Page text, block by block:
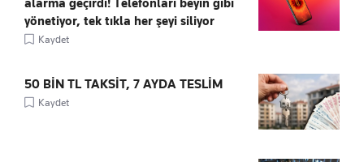
alarma geçirdi! Telefonları beyin gibi
yönetiyor, tek tıkla her şeyi siliyor
Kaydet
50 BİN TL TAKSİT, 7 AYDA TESLİM
Kaydet